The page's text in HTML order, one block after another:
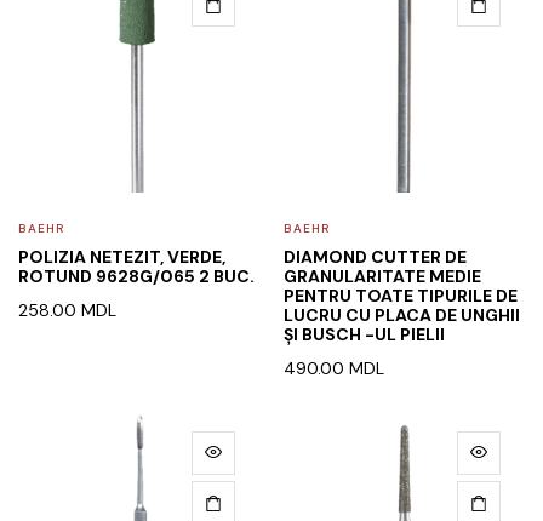
BAEHR
POLIZIA NETEZIT, VERDE,
ROTUND 9628G/065 2 BUC.
258.00 MDL
BAEHR
DIAMOND CUTTER DE
GRANULARITATE MEDIE
PENTRU TOATE TIPURILE DE
LUCRU CU PLACA DE UNGHII
ȘI BUSCH -UL PIELII
490.00 MDL